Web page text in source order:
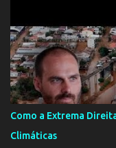
meio vai ter o seu
insensatez de Vélez e
que a ala influenciada
na gestão... Mas as
trazer mais problemas
afinal de contas como
ministro sem imaginar
pessoais em uma pasta
Como a Extrema
Climáticas